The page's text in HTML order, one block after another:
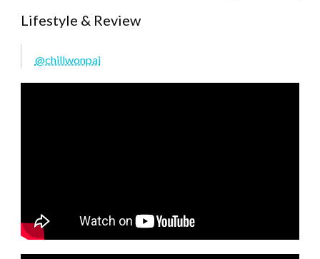
Lifestyle & Review
@chillwonpai